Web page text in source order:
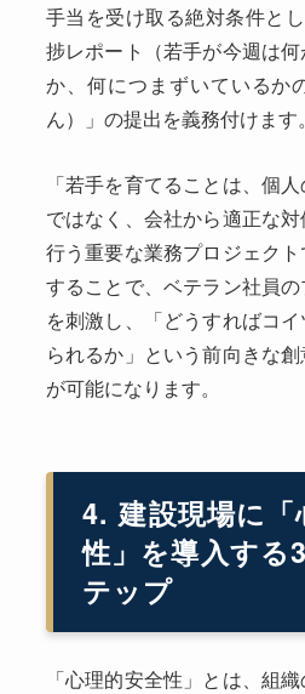
手当を受け取る絶対条件と
捗レポート（若手が今週は
か、何につまずいているか
ん）」の提出を義務付けます。
「若手を育てることは、個
ではなく、会社から適正な
行う重要な業務プロジェク
することで、ベテラン社員
を刺激し、「どうすればコ
られるか」という前向きな
が可能になります。
4. 建設現場に「
性」を導入する
テップ
「心理的安全性」とは、組